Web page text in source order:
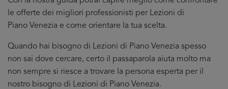
le offerte dei migliori professionisti per Lezioni di
Piano Venezia e come orientare la tua scelta.
Quando hai bisogno di Lezioni di Piano Venezia spesso
non sai dove cercare, certo il passaparola aiuta molto ma
non sempre si riesce a trovare la persona esperta per il
nostro bisogno di Lezioni di Piano Venezia.